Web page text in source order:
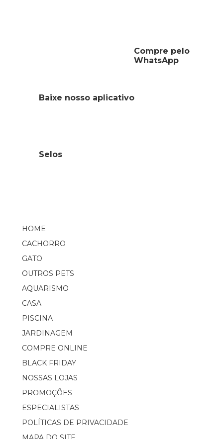
Compre pelo
WhatsApp
HOME
CACHORRO
GATO
OUTROS PETS
AQUARISMO
CASA
PISCINA
JARDINAGEM
COMPRE ONLINE
BLACK FRIDAY
NOSSAS LOJAS
PROMOÇÕES
ESPECIALISTAS
POLÍTICAS DE PRIVACIDADE
Baixe nosso aplicativo
Selos